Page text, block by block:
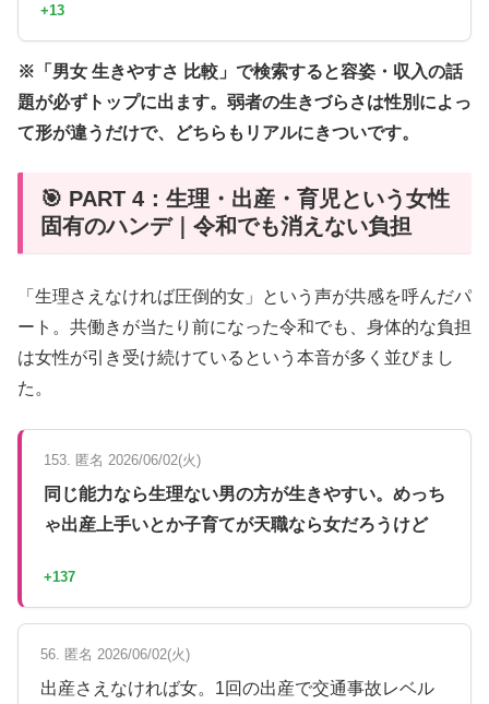
+13
※「男女 生きやすさ 比較」で検索すると容姿・収入の話
題が必ずトップに出ます。弱者の生きづらさは性別によっ
て形が違うだけで、どちらもリアルにきついです。
🎯 PART 4：生理・出産・育児という女性
固有のハンデ｜令和でも消えない負担
「生理さえなければ圧倒的女」という声が共感を呼んだパ
ート。共働きが当たり前になった令和でも、身体的な負担
は女性が引き受け続けているという本音が多く並びまし
た。
153. 匿名 2026/06/02(火)
同じ能力なら生理ない男の方が生きやすい。めっち
ゃ出産上手いとか子育てが天職なら女だろうけど
+137
56. 匿名 2026/06/02(火)
出産さえなければ女。1回の出産で交通事故レベル